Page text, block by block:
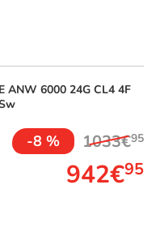
ANW 6000 24G CL4 4F
-8 % 1033€95
942€95